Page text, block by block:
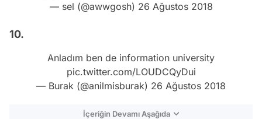
— sel (@awwgosh) 26 Ağustos 2018
10.
Anladım ben de information university
pic.twitter.com/LOUDCQyDui
— Burak (@anilmisburak) 26 Ağustos 2018
İçeriğin Devamı Aşağıda